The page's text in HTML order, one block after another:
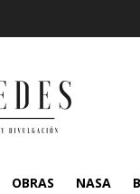
OBRAS NASA